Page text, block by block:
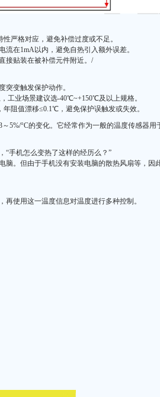
严格对应，避免补偿过度或不足。
在1mA以内，避免自热引入额外误差。
接贴装在被补偿元件附近。/
突变触发保护动作。
工业场景建议选-40℃~+150℃及以上规格。
阻值漂移≤0.1℃，避免保护误触发或失效。
5%/°C的变化。它经常作为一般的温度传感器用
“手机怎么变热了这样的经历么？”
脑。但由于手机没有安装电脑的散热风扇等，因
使用这一温度信息对温度进行多种控制。